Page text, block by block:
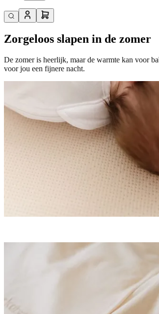
Zorgeloos slapen in de zomer
De zomer is heerlijk, maar de warmte kan voor
voor jou een fijnere nacht.